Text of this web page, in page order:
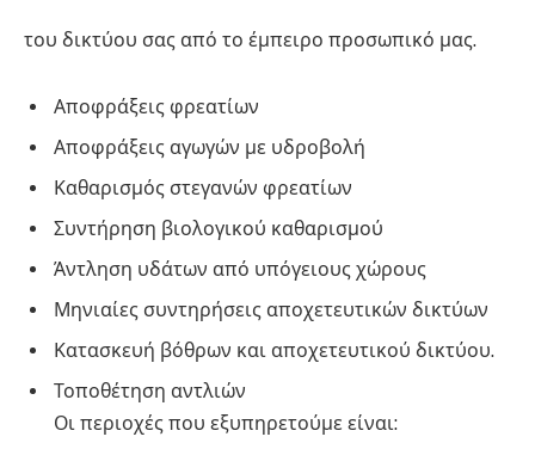
του δικτύου σας από το έμπειρο προσωπικό μας.
Αποφράξεις φρεατίων
Αποφράξεις αγωγών με υδροβολή
Καθαρισμός στεγανών φρεατίων
Συντήρηση βιολογικού καθαρισμού
Άντληση υδάτων από υπόγειους χώρους
Μηνιαίες συντηρήσεις αποχετευτικών δικτύων
Κατασκευή βόθρων και αποχετευτικού δικτύου.
Τοποθέτηση αντλιών
Οι περιοχές που εξυπηρετούμε είναι: